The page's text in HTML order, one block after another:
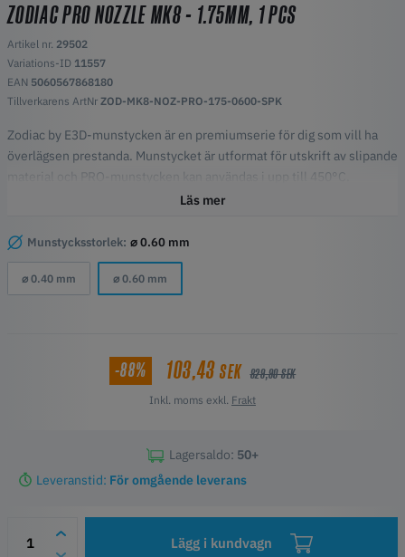
ZODIAC PRO NOZZLE MK8 - 1.75MM, 1 PCS
Artikel nr. 29502
Variations-ID 11557
EAN 5060567868180
Tillverkarens ArtNr ZOD-MK8-NOZ-PRO-175-0600-SPK
Zodiac by E3D-munstycken är en premiumserie för dig som vill ha
överlägsen prestanda. Munstycket är utformat för utskrift av slipande
material och PRO-munstycken kan användas i upp till 450°C.
Utformade för användning med Crealitys MK8 Hotends.
Läs mer
Munstycksstorlek: ⌀ 0.60 mm
⌀ 0.40 mm ⌀ 0.60 mm
-88% 103,43SEK 829,90 SEK
Inkl. moms exkl. Frakt
Lagersaldo: 50+
Leveranstid: För omgående leverans
Lägg i kundvagn